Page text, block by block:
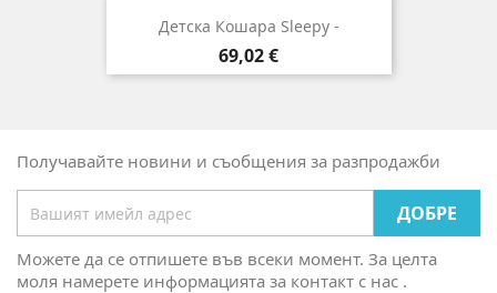
Детска Кошара Sleepy -
Цена
69,02 €
Получавайте новини и съобщения за разпродажби
Можете да се отпишете във всеки момент. За целта
моля намерете информацията за контакт с нас .